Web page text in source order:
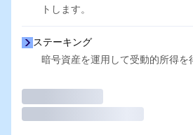
トします。
ステーキング
暗号資産を運用して受動的所得を